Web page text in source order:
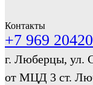
Контакты
+7 969
г. Люберцы, ул.
от МЦД 3 ст.